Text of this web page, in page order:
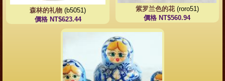
森林的礼物 (b5051)
價格 NT$623.44
紫罗兰色的花(roro51)
價格 NT$560.94